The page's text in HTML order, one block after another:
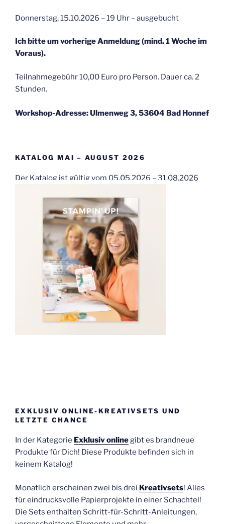
Donnerstag, 15.10.2026 – 19 Uhr – ausgebucht
Ich bitte um vorherige Anmeldung (mind. 1 Woche im
Voraus).
Teilnahmegebühr 10,00 Euro pro Person. Dauer ca. 2
Stunden.
Workshop-Adresse: Ulmenweg 3, 53604 Bad Honnef
KATALOG MAI – AUGUST 2026
Der Katalog ist gültig vom 05.05.2026 – 31.08.2026
EXKLUSIV ONLINE-KREATIVSETS UND
LETZTE CHANCE
In der Kategorie Exklusiv onlinegibt es brandneue
Produkte für Dich! Diese Produkte befinden sich in
keinem Katalog!
Monatlich erscheinen zwei bis drei Kreativsets! Alles
für eindrucksvolle Papierprojekte in einer Schachtel!
Die Sets enthalten Schritt-für-Schritt-Anleitungen,